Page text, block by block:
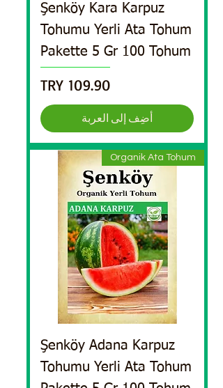
Şenköy Kara Karpuz
Tohumu Yerli Ata Tohum
Pakette 5 Gr 100 Tohum
السعر
أضِف إلى العربة
Organik Ata Tohum
Şenköy Adana Karpuz
Tohumu Yerli Ata Tohum